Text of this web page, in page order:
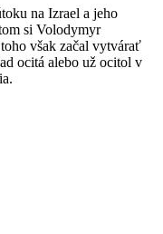
na Izrael a jeho
si Volodymyr
však začal vytvárať
ocitá alebo už ocitol v